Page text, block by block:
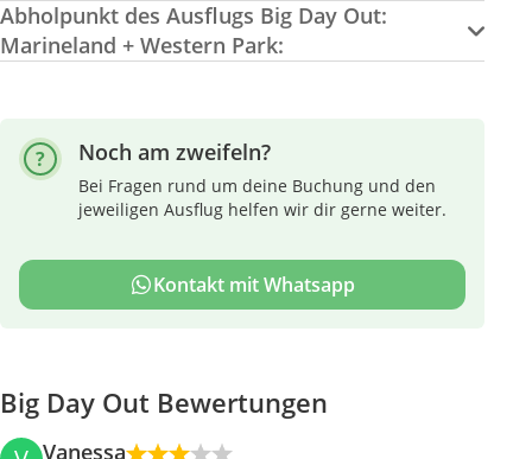
Abholpunkt des Ausflugs Big Day Out:
Marineland + Western Park:
Noch am zweifeln?
Bei Fragen rund um deine Buchung und den
jeweiligen Ausflug helfen wir dir gerne weiter.
Kontakt mit Whatsapp
Big Day Out Bewertungen
Vanessa